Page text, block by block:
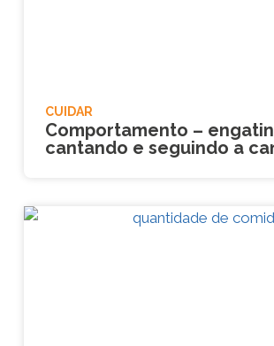
CUIDAR
Comportamento –
cantando e seguindo a